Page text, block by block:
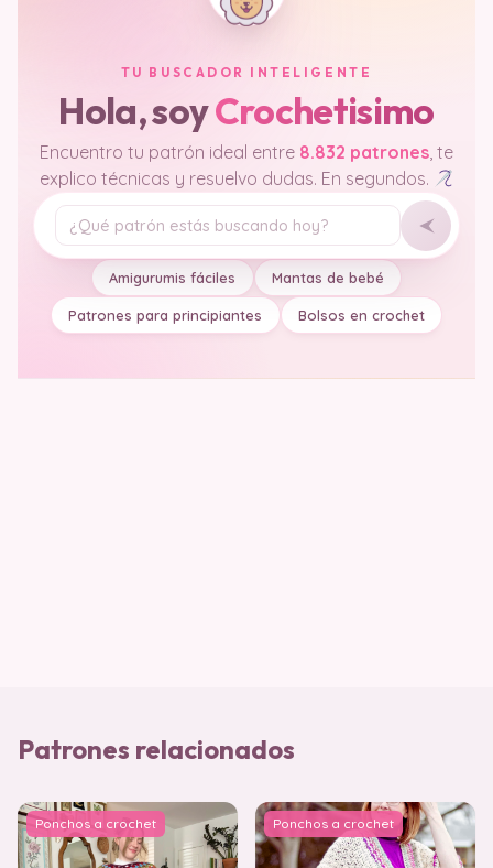
TU BUSCADOR INTELIGENTE
Hola, soyCrochetisimo
Encuentro tu patrón ideal entre 8.832 patrones, te
explico técnicas y resuelvo dudas. En segundos.
Tu pregunta
Amigurumis fáciles Mantas de bebé
Patrones para principiantes Bolsos en crochet
Patrones relacionados
Ponchos a crochet Ponchos a crochet